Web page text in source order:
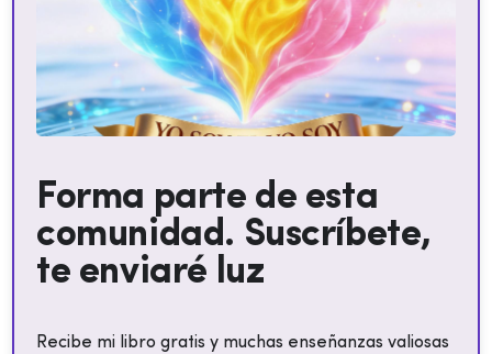
Forma parte de esta
comunidad. Suscríbete,
te enviaré luz
Recibe mi libro gratis y muchas enseñanzas valiosas